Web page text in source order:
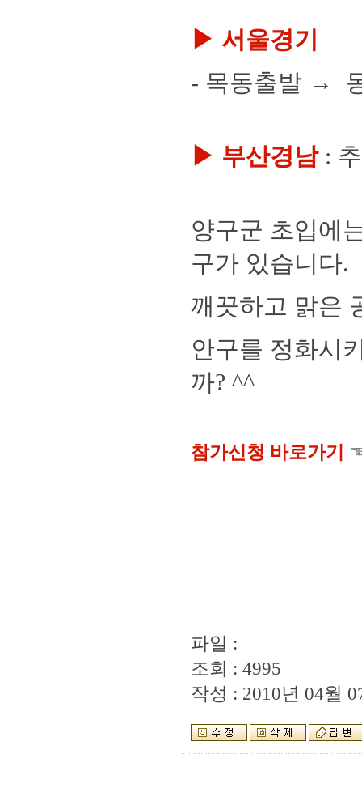
▶ 서울경기
- 목동출발 →
▶ 부산경남:
양구군 초입에
구가 있습니다.
깨끗하고 맑은
안구를 정화시
까? ^^
참가신청 바로가기
파일 :
조회 : 4995
작성 : 2010년 04월